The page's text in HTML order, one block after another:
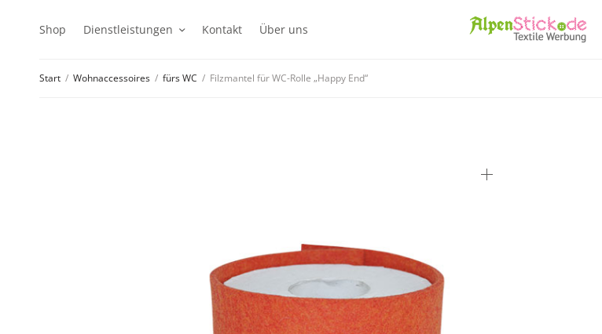
Shop Dienstleistungen Kontakt Über uns
Start / Wohnaccessoires / fürs WC / Filzmantel für WC-Rolle „Happy End“